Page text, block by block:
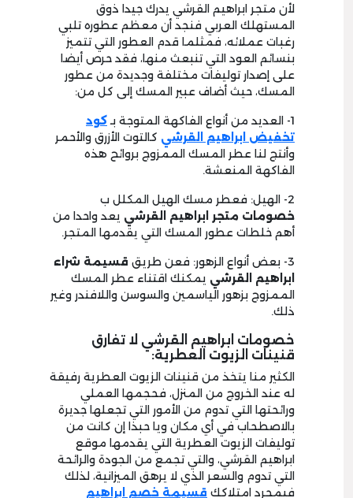
لأن متجر ابراهيم القرشي يدرك جيدا ذوق
المستهلك العربي فنجد أن معظم عطوره تلبي
رغبات عملائه، فمثلما قدم العطور التي تتميز
بنسائم العود التي تنبعث منها، فقد حرص أيضا
على إصدار توليفات مختلفة وجديدة من عطور
المسك، حيث أضاف عبير المسك إلى كل من:
1- العديد من أنواع الفاكهة المتوجة بـ
كود
تخفيض ابراهيم القرشي كالتوت الأزرق والأحمر
وأنتج لنا عطر المسك الممزوج بروائح هذه
الفاكهة المنعشة.
2- الهيل: فعطر مسك الهيل المكلل ب
خصومات متجر ابراهيم القرشي يعد واحدا من
أهم خلطات عطور المسك التي يقدمها المتجر.
3- بعض أنواع الزهور: فعن طريق
قسيمة شراء
ابراهيم القرشي يمكنك اقتناء عطر المسك
الممزوج بزهور الياسمين والسوسن واللافندر وغير
ذلك.
خصومات ابراهيم القرشي لا تفارق
قنينات الزيوت العطرية:
الكثير منا يتخذ من قنينات الزيوت العطرية رفيقة
له عند الخروج من المنزل، فحجمها العملي
ورائحتها التي تدوم من الأمور التي تجعلها جديرة
بالاصطحاب في أي مكان ويا حبذا إن كانت من
توليفات الزيوت العطرية التي يقدمها موقع
ابراهيم القرشي، والتي تجمع من الجودة والرائحة
التي تدوم والسعر الذي لا يرهق الميزانية، لذلك
فبمجرد امتلاكك قسيمة خصم ابراهيم